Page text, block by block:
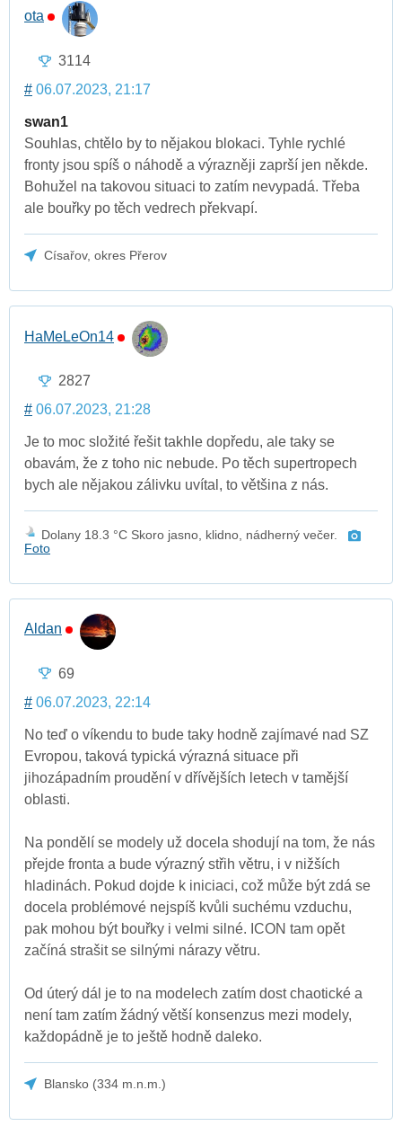
ota
3114
# 06.07.2023, 21:17
swan1
Souhlas, chtělo by to nějakou blokaci. Tyhle rychlé
fronty jsou spíš o náhodě a výrazněji zaprší jen někde.
Bohužel na takovou situaci to zatím nevypadá. Třeba
ale bouřky po těch vedrech překvapí.
Císařov, okres Přerov
HaMeLeOn14
2827
# 06.07.2023, 21:28
Je to moc složité řešit takhle dopředu, ale taky se
obavám, že z toho nic nebude. Po těch supertropech
bych ale nějakou zálivku uvítal, to většina z nás.
Dolany 18.3 °C Skoro jasno, klidno, nádherný večer.
Foto
Aldan
69
# 06.07.2023, 22:14
No teď o víkendu to bude taky hodně zajímavé nad SZ
Evropou, taková typická výrazná situace při
jihozápadním proudění v dřívějších letech v tamější
oblasti.
Na pondělí se modely už docela shodují na tom, že nás
přejde fronta a bude výrazný střih větru, i v nižších
hladinách. Pokud dojde k iniciaci, což může být zdá se
docela problémové nejspíš kvůli suchému vzduchu,
pak mohou být bouřky i velmi silné. ICON tam opět
začíná strašit se silnými nárazy větru.
Od úterý dál je to na modelech zatím dost chaotické a
není tam zatím žádný větší konsenzus mezi modely,
každopádně je to ještě hodně daleko.
Blansko (334 m.n.m.)